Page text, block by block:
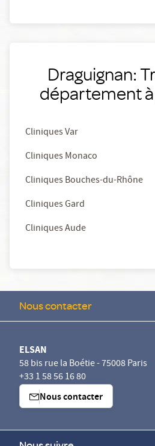
Draguignan:
département
Cliniques Var
Cliniques Monaco
Cliniques Bouches-du-Rhône
Cliniques Gard
Cliniques Aude
Nous contacter
ELSAN
58 bis rue la Boétie - 75008 Paris
+33 1 58 56 16 80
Nous contacter